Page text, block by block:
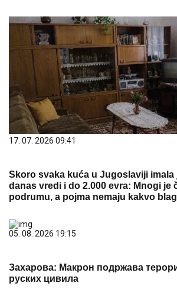
17. 07. 2026 09:41
Skoro svaka kuća u Jugoslaviji imala
danas vredi i do 2.000 evra: Mnogi je
podrumu, a pojma nemaju kakvo
05. 08. 2026 19:15
Захарова: Макрон подржава
руских цивила